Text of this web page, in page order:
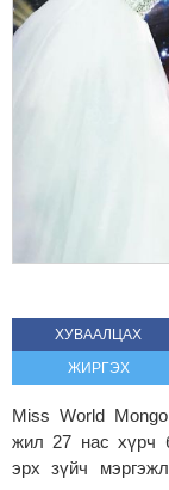
ХУВААЛЦАХ
ЖИРГЭХ
Miss World
жил 27 нас хүрч
эрх зүйч